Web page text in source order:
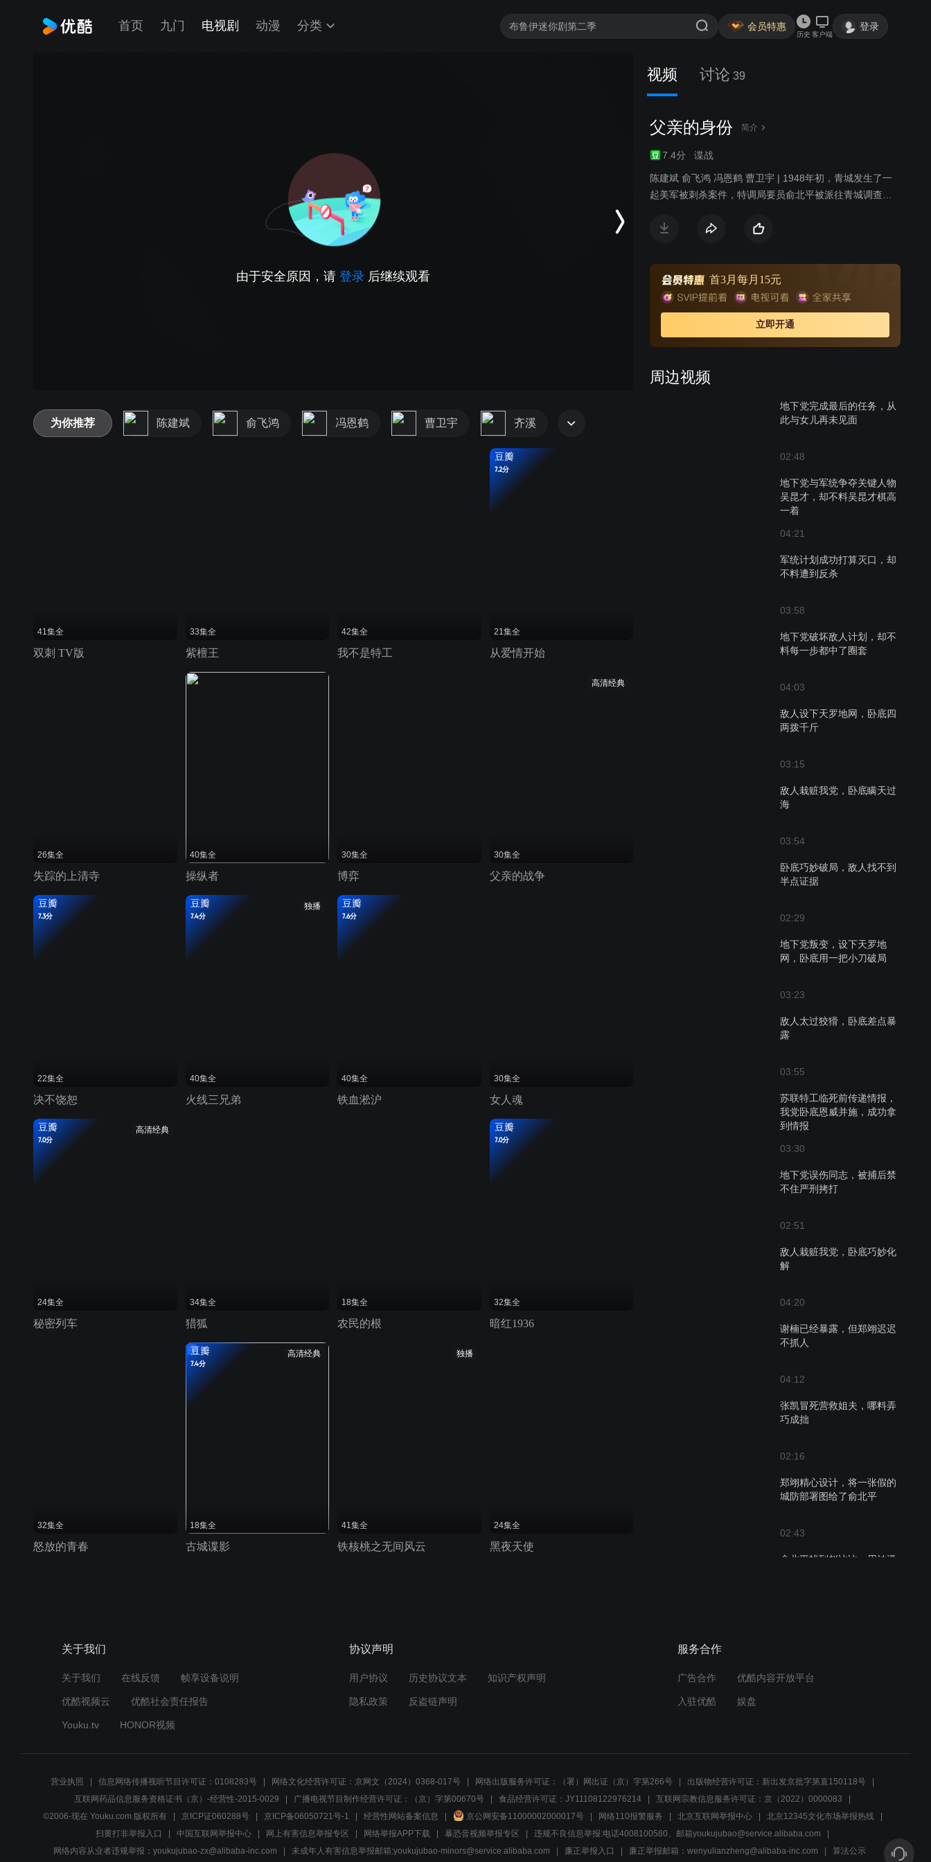
首页 九门 电视剧 动漫 分类 会员特惠
历史 客户端
登录
由于安全原因，请 登录 后继续观看
视频 讨论 39
父亲的身份 简介
7.4分 谍战
陈建斌 俞飞鸿 冯恩鹤 曹卫宇 | 1948年初，青城发生了一
起美军被刺杀案件，特调局要员俞北平被派往青城调查此
别自己的身份。深陷危机的俞北平在青城见到失散多年的
之以鼻，正爱着一名有家室的教授，让俞北平很苦恼。俞
北平一方面要完成组织最高任务，一方面小心翼翼保护着
自己的两个女儿。最终，大女儿为保护他而牺牲，小女儿
直到和父亲分离，才恍然明白：父亲是一名真正的共产党
员。但从此两人却永隔天涯。
首3月每月15元
立即开通
周边视频
地下党完成最后的任务，从
此与女儿再未见面
02:48
地下党与军统争夺关键人物
吴昆才，却不料吴昆才棋高
一着
04:21
军统计划成功打算灭口，却
不料遭到反杀
03:58
地下党破坏敌人计划，却不
料每一步都中了圈套
04:03
敌人设下天罗地网，卧底四
两拨千斤
03:15
敌人栽赃我党，卧底瞒天过
海
03:54
卧底巧妙破局，敌人找不到
半点证据
02:29
地下党叛变，设下天罗地
网，卧底用一把小刀破局
03:23
敌人太过狡猾，卧底差点暴
露
03:55
苏联特工临死前传递情报，
我党卧底恩威并施，成功拿
到情报
03:30
地下党误伤同志，被捕后禁
不住严刑拷打
02:51
敌人栽赃我党，卧底巧妙化
解
04:20
谢楠已经暴露，但郑翊迟迟
不抓人
04:12
张凯冒死营救姐夫，哪料弄
巧成拙
02:16
郑翊精心设计，将一张假的
城防部署图给了俞北平
02:43
俞北平找到赵冰冰，用她逼
如果你是清白的，那就证明
给他们看
为你推荐 陈建斌 俞飞鸿 冯恩鹤 曹卫宇 齐溪
41集全
双刺 TV版
33集全
紫檀王
42集全
我不是特工
豆瓣
7.2分
21集全
从爱情开始
26集全
失踪的上清寺
40集全
操纵者
30集全
博弈
高清经典
30集全
父亲的战争
豆瓣
7.3分
22集全
决不饶恕
独播
豆瓣
7.4分
40集全
火线三兄弟
豆瓣
7.6分
40集全
铁血淞沪
30集全
女人魂
高清经典
豆瓣
7.0分
24集全
秘密列车
34集全
猎狐
18集全
农民的根
豆瓣
7.0分
32集全
暗红1936
32集全
怒放的青春
高清经典
豆瓣
7.4分
18集全
古城谍影
独播
41集全
铁核桃之无间风云
24集全
黑夜天使
关于我们
关于我们 在线反馈 帧享设备说明
优酷视频云 优酷社会责任报告
Youku.tv HONOR视频
协议声明
用户协议 历史协议文本 知识产权声明
隐私政策 反盗链声明
服务合作
广告合作 优酷内容开放平台
入驻优酷 娱盘
营业执照 信息网络传播视听节目许可证：0108283号 网络文化经营许可证：京网文（2024）0368-017号 网络出版服务许可证：（署）网出证（京）字第266号
出版物经营许可证：新出发京批字第直150118号
互联网药品信息服务资格证书（京）-经营性-2015-0029
广播电视节目制作经营许可证：（京）字第00670号 食品经营许可证：JY11108122976214
互联网宗教信息服务许可证：京（2022）0000083
©2006-现在 Youku.com 版权所有
京ICP证060288号 京ICP备06050721号-1 经营性网站备案信息 京公网安备11000002000017号 网络110报警服务 北京互联网举报中心
北京12345文化市场举报热线
扫黄打非举报入口
中国互联网举报中心 网上有害信息举报专区 网络举报APP下载 暴恐音视频举报专区
违规不良信息举报:电话4008100580、邮箱youkujubao@service.alibaba.com
网络内容从业者违规举报：youkujubao-zx@alibaba-inc.com
未成年人有害信息举报邮箱:youkujubao-minors@service.alibaba.com 廉正举报入口 廉正举报邮箱：wenyulianzheng@alibaba-inc.com 算法公示